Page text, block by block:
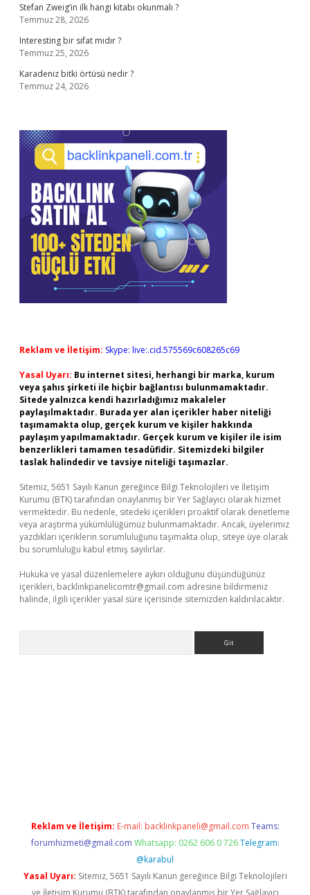
Stefan Zweig’in ilk hangi kitabı okunmalı ?
Temmuz 28, 2026
Interesting bir sıfat mıdır ?
Temmuz 25, 2026
Karadeniz bitki örtüsü nedir ?
Temmuz 24, 2026
Reklam ve İletişim: Skype: live:.cid.575569c608265c69
Yasal Uyarı: Bu internet sitesi, herhangi bir marka, kurum
veya şahıs şirketi ile hiçbir bağlantısı bulunmamaktadır.
Sitede yalnızca kendi hazırladığımız makaleler
paylaşılmaktadır. Burada yer alan içerikler haber niteliği
taşımamakta olup, gerçek kurum ve kişiler hakkında
paylaşım yapılmamaktadır. Gerçek kurum ve kişiler ile isim
benzerlikleri tamamen tesadüfidir. Sitemizdeki bilgiler
taslak halindedir ve tavsiye niteliği taşımazlar.
Sitemiz, 5651 Sayılı Kanun gereğince Bilgi Teknolojileri ve İletişim
Kurumu (BTK) tarafından onaylanmış bir Yer Sağlayıcı olarak hizmet
vermektedir. Bu nedenle, sitedeki içerikleri proaktif olarak denetleme
veya araştırma yükümlülüğümüz bulunmamaktadır. Ancak, üyelerimiz
yazdıkları içeriklerin sorumluluğunu taşımakta olup, siteye üye olarak
bu sorumluluğu kabul etmiş sayılırlar.
Hukuka ve yasal düzenlemelere aykırı olduğunu düşündüğünüz
içerikleri, backlinkpanelicomtr@gmail.com adresine bildirmeniz
halinde, ilgili içerikler yasal süre içerisinde sitemizden kaldırılacaktır.
Reklam ve İletişim: E-mail: backlinkpaneli@gmail.com Teams:
forumhizmeti@gmail.com Whatsapp: 0262 606 0 726 Telegram:
@karabul
Yasal Uyarı: Sitemiz, 5651 Sayılı Kanun gereğince Bilgi Teknolojileri
ve İletişim Kurumu (BTK) tarafından onaylanmış bir Yer Sağlayıcı